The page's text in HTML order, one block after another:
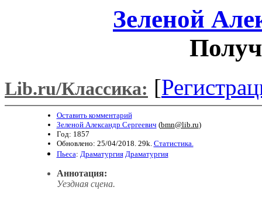
Зеленой
Lib.ru/Классика: [
Оставить комментарий
Зеленой Александр Сергеевич (bmn@lib.ru)
Год: 1857
Обновлено: 25/04/2018. 29k. Статистика.
Пьеса: Драматургия Драматургия
Аннотация:
Уездная сцена.